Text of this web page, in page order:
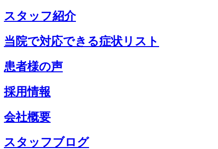
スタッフ紹介
当院で対応できる症状リスト
患者様の声
採用情報
会社概要
スタッフブログ